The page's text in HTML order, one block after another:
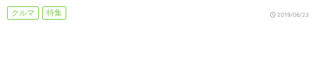
クルマ 特集 2019/06/23